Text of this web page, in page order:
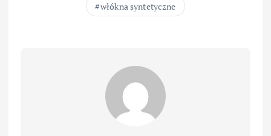
włókna syntetyczne